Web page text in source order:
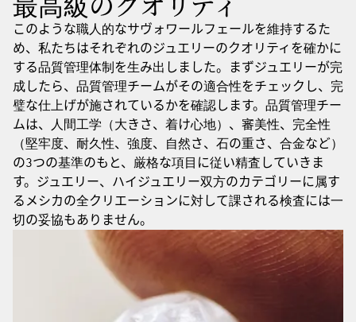
最高級のクオリティ
このような職人的なサヴォワールフェールを維持するた
め、私たちはそれぞれのジュエリーのクオリティを確かに
する品質管理体制を生み出しました。まずジュエリーが完
成したら、品質管理チームがその適合性をチェックし、完
璧な仕上げが施されているかを確認します。品質管理チー
ムは、人間工学（大きさ、着け心地）、審美性、完全性
（堅牢度、耐久性、強度、自然さ、石の重さ、合金など）
の3つの基準のもと、厳格な項目に従い精査していきま
す。ジュエリー、ハイジュエリー双方のカテゴリーに属す
るメシカの全クリエーションに対して課される検査には一
切の妥協もありません。